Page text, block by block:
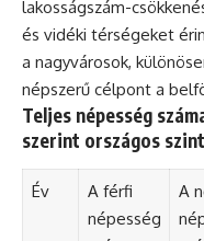
lakosságszám-
és vidéki térségeket
a nagyvárosok,
népszerű célpont a
Teljes népesség
szerint országos
Év
A férfi
népesség
A